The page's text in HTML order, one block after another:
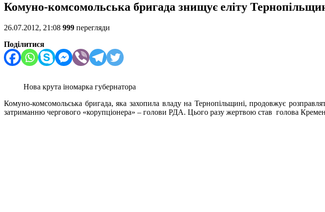
Комуно-комсомольська бригада знищує еліту
26.07.2012, 21:08 999 перегляди
Поділитися
Нова крута іномарка губернатора
Комуно-комсомольська бригада, яка захопила владу на Тернопільщині, продовжує
затриманню чергового «корупціонера» – голови РДА. Цього разу жертвою став голова